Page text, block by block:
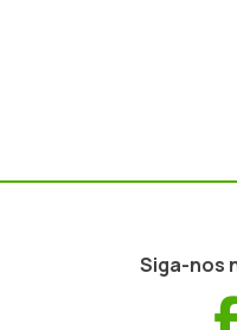
Siga-nos